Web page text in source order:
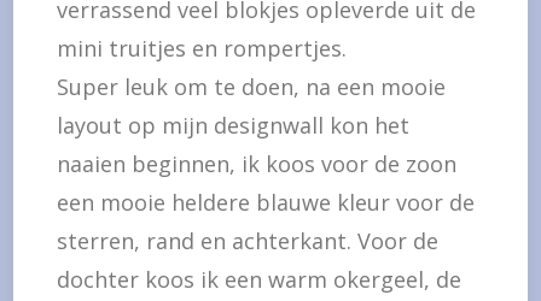
verrassend veel blokjes opleverde uit de
mini truitjes en rompertjes.
Super leuk om te doen, na een mooie
layout op mijn designwall kon het
naaien beginnen, ik koos voor de zoon
een mooie heldere blauwe kleur voor de
sterren, rand en achterkant. Voor de
dochter koos ik een warm okergeel, de